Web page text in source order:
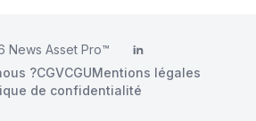
News Asset Pro™ LinkedIn
?CGVCGUMentions légales
de confidentialité